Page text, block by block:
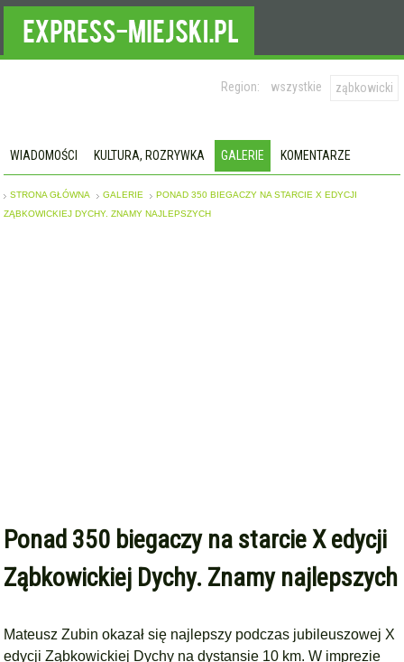
Region: wszystkie ząbkowicki
WIADOMOŚCI KULTURA, ROZRYWKA GALERIE KOMENTARZE
STRONA GŁÓWNA GALERIE
PONAD 350 BIEGACZY NA STARCIE X EDYCJI
ZĄBKOWICKIEJ DYCHY. ZNAMY NAJLEPSZYCH
Ponad 350 biegaczy na starcie X edycji
Ząbkowickiej Dychy. Znamy najlepszych
Mateusz Zubin okazał się najlepszy podczas jubileuszowej X
edycji Ząbkowickiej Dychy na dystansie 10 km. W imprezie